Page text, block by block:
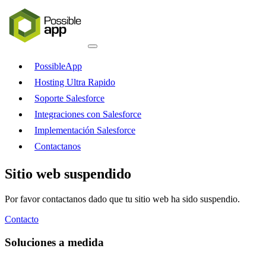
PossibleApp
Hosting Ultra Rapido
Soporte Salesforce
Integraciones con Salesforce
Implementación Salesforce
Contactanos
Sitio web suspendido
Por favor contactanos dado que tu sitio web ha sido suspendio.
Contacto
Soluciones a medida